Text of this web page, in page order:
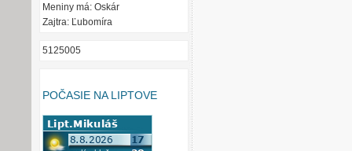
Meniny má: Oskár
Zajtra: Ľubomíra
5125005
POČASIE NA LIPTOVE